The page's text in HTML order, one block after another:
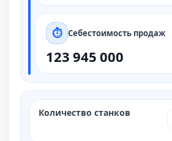
Себестоимость продаж
123 945 000
Количество станков